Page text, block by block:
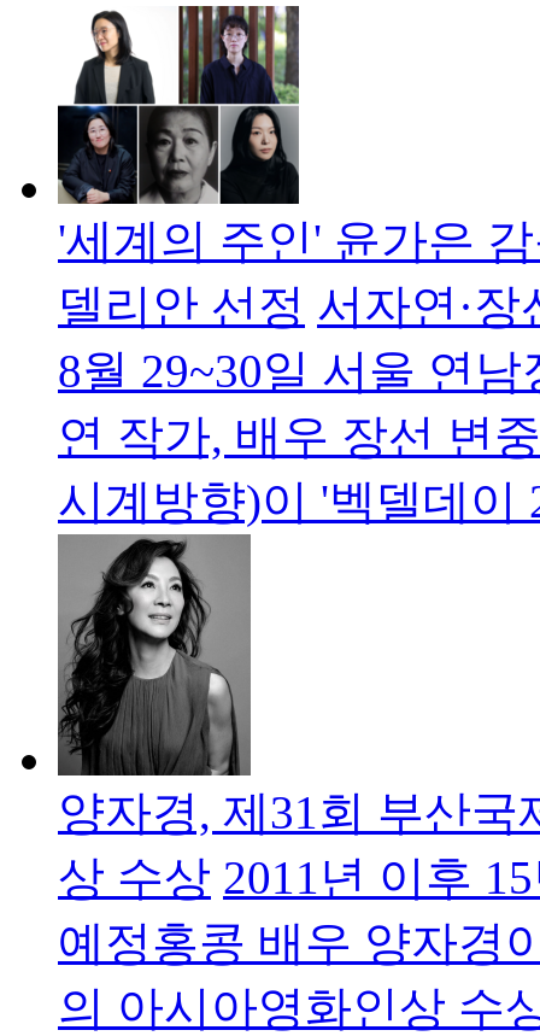
'세계의 주인' 윤가은
델리안 선정 서자연·장
8월 29~30일 서울 연
연 작가, 배우 장선 변
시계방향)이 '벡델데이
양자경, 제31회 부산
상 수상 2011년 이후
예정홍콩 배우 양자경
의 아시아영화인상 수